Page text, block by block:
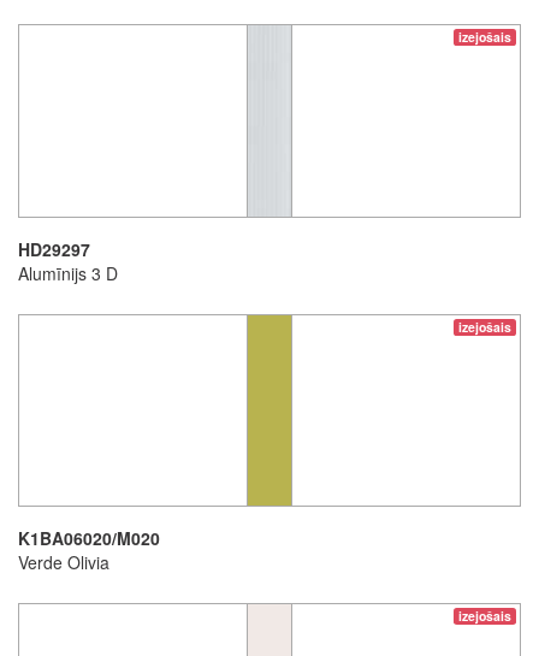
izejošais
HD29297
Alumīnijs 3 D
izejošais
K1BA06020/M020
Verde Olivia
izejošais